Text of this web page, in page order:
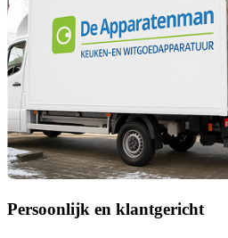
Persoonlijk en klantgericht